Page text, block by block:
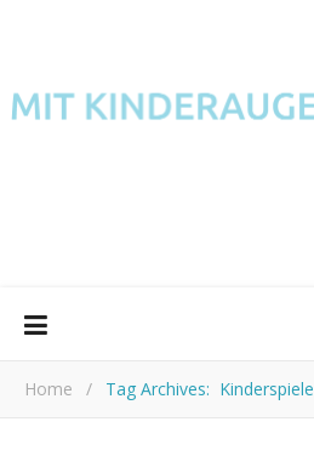
Home / Tag Archives: Kinderspiele